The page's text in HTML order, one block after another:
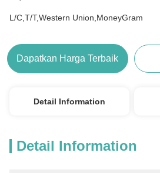
L/C,T/T,Western Union,MoneyGram
Dapatkan Harga Terbaik
Detail Information
Detail Information